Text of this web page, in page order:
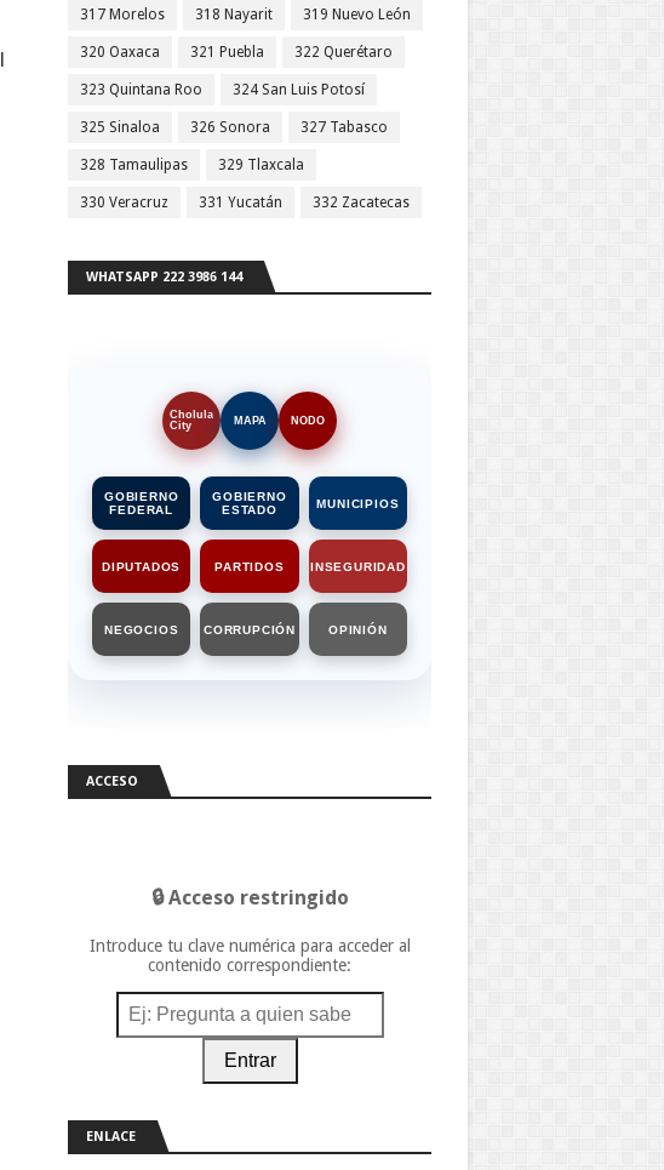
317 Morelos 318 Nayarit 319 Nuevo León
320 Oaxaca 321 Puebla 322 Querétaro
323 Quintana Roo 324 San Luis Potosí
325 Sinaloa 326 Sonora 327 Tabasco
328 Tamaulipas 329 Tlaxcala
330 Veracruz 331 Yucatán 332 Zacatecas
WHATSAPP 222 3986 144
Cholula
City
MAPA NODO
GOBIERNO
FEDERAL
GOBIERNO
ESTADO
MUNICIPIOS
DIPUTADOS PARTIDOS INSEGURIDAD
NEGOCIOS CORRUPCIÓN OPINIÓN
ACCESO
🔒 Acceso restringido
Introduce tu clave numérica para acceder al
contenido correspondiente:
Entrar
ENLACE